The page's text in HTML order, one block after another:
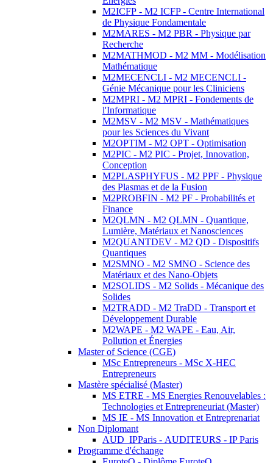
M2ICFP - M2 ICFP - Centre International
de Physique Fondamentale
M2MARES - M2 PBR - Physique par
Recherche
M2MATHMOD - M2 MM - Modélisation
Mathématique
M2MECENCLI - M2 MECENCLI -
Génie Mécanique pour les Cliniciens
M2MPRI - M2 MPRI - Fondements de
l'Informatique
M2MSV - M2 MSV - Mathématiques
pour les Sciences du Vivant
M2OPTIM - M2 OPT - Optimisation
M2PIC - M2 PIC - Projet, Innovation,
Conception
M2PLASPHYFUS - M2 PPF - Physique
des Plasmas et de la Fusion
M2PROBFIN - M2 PF - Probabilités et
Finance
M2QLMN - M2 QLMN - Quantique,
Lumière, Matériaux et Nanosciences
M2QUANTDEV - M2 QD - Dispositifs
Quantiques
M2SMNO - M2 SMNO - Science des
Matériaux et des Nano-Objets
M2SOLIDS - M2 Solids - Mécanique des
Solides
M2TRADD - M2 TraDD - Transport et
Développement Durable
M2WAPE - M2 WAPE - Eau, Air,
Pollution et Énergies
Master of Science (CGE)
MSc Entrepreneurs - MSc X-HEC
Entrepreneurs
Mastère spécialisé (Master)
MS ETRE - MS Energies Renouvelables :
Technologies et Entrepreneuriat (Master)
MS IE - MS Innovation et Entreprenariat
Non Diplomant
AUD_IPParis - AUDITEURS - IP Paris
Programme d'échange